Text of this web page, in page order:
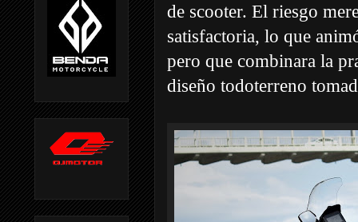
de scooter. El riesgo
satisfactoria, lo que
pero que combinara la
diseño todoterreno